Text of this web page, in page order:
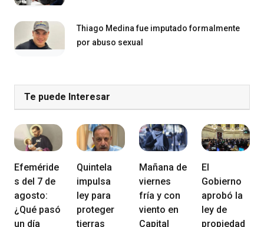
Thiago Medina fue imputado formalmente
por abuso sexual
Te puede Interesar
Efeméride
s del 7 de
agosto:
¿Qué pasó
un día
Quintela
impulsa
ley para
proteger
tierras
Mañana de
viernes
fría y con
viento en
Capital
El
Gobierno
aprobó la
ley de
propiedad